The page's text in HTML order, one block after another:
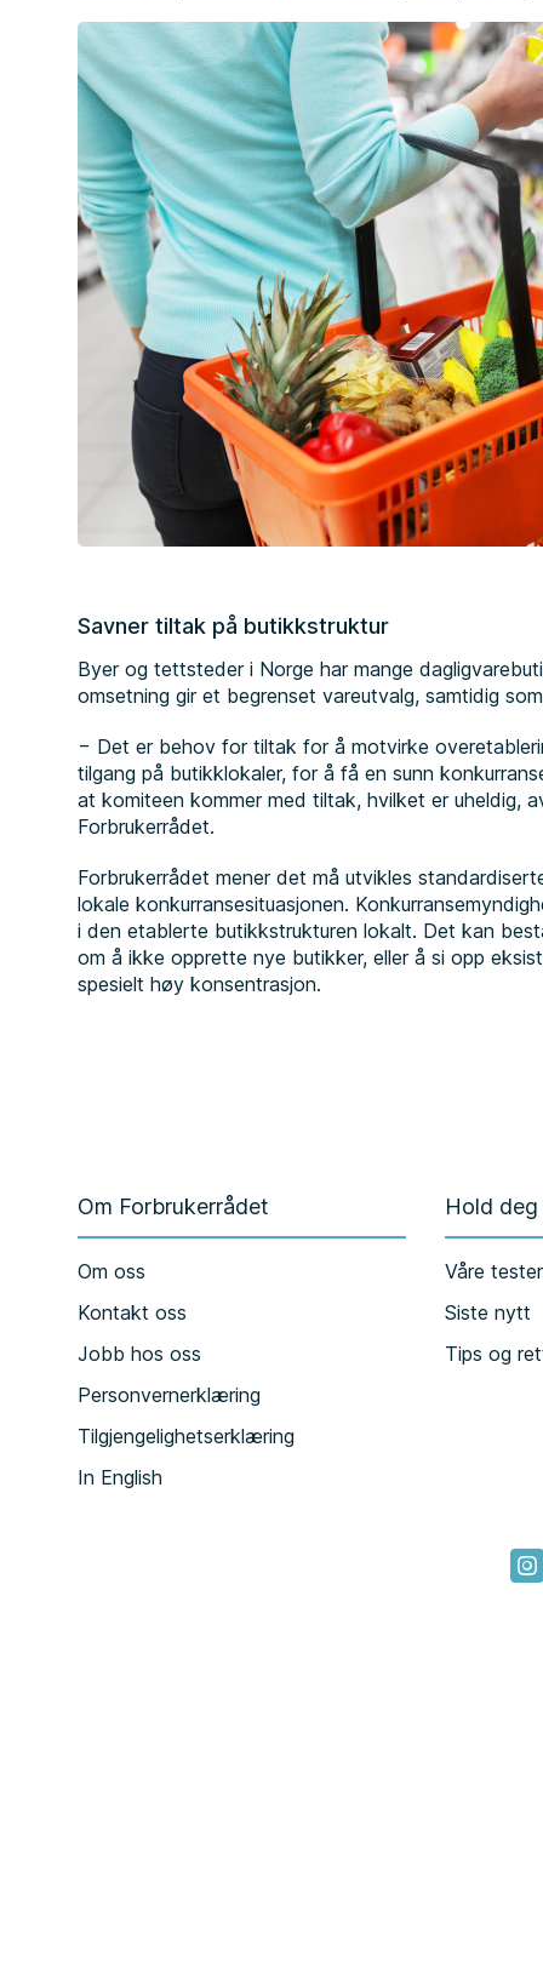
Savner tiltak på butikkstruktur
Byer og tettsteder i Norge har mange
omsetning gir et begrenset vareutvalg, samtidig
− Det er behov for tiltak for å motvirke
tilgang på butikklokaler, for å få en sunn
at komiteen kommer med tiltak, hvilket er uheldig,
Forbrukerrådet.
Forbrukerrådet mener det må utvikles
lokale konkurransesituasjonen.
i den etablerte butikkstrukturen lokalt. Det kan
om å ikke opprette nye butikker, eller å si opp
spesielt høy konsentrasjon.
Om Forbrukerrådet
Om oss
Kontakt oss
Jobb hos oss
Personvernerklæring
Tilgjengelighetserklæring
In English
Hold
Våre tester
Siste nytt
Tips og